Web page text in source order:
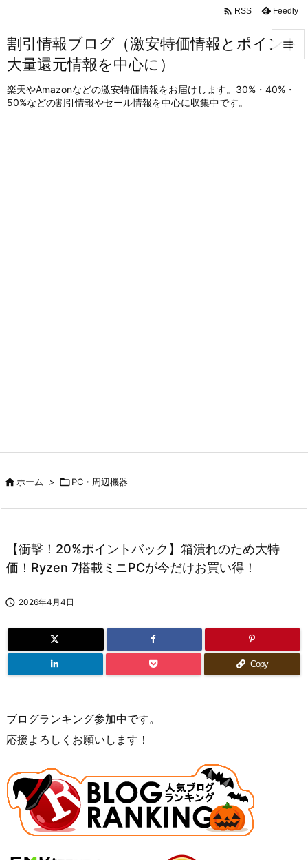
割引情報ブログ（激安特価情報とポイント
大量還元情報を中心に）
楽天やAmazonなどの激安特価情報をお届けします。30%・40%・
50%などの割引情報やセール情報を中心に収集中です。

メニュ
 RSS Feedly
ホーム > PC・周辺機器
【衝撃！20%ポイントバック】箱潰れのため大特
価！Ryzen 7搭載ミニPCが今だけお買い得！
 2026年4月4日
Copy
ブログランキング参加中です。
応援よろしくお願いします！